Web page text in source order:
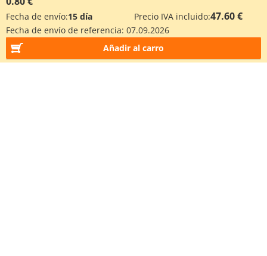
Fecha de envío:15 día Precio IVA incluido:47.60 €
Fecha de envío de referencia: 07.09.2026
Añadir al carro